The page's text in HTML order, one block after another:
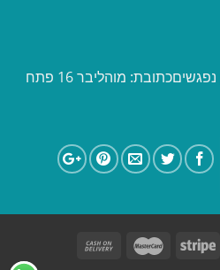
​​MenZone כשמציאות ודמיון נפגשים​ כתובת: מוהליבר 16 פתח